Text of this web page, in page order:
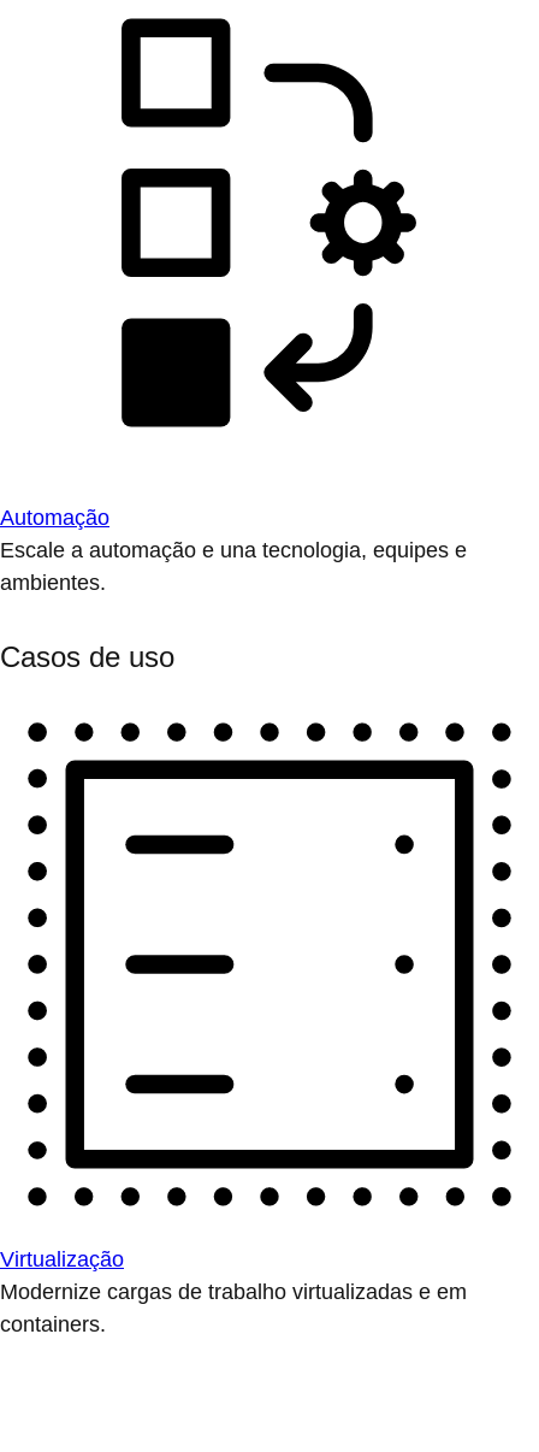
Automação
Escale a automação e una tecnologia, equipes e
ambientes.
Casos de uso
Virtualização
Modernize cargas de trabalho virtualizadas e em
containers.